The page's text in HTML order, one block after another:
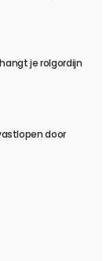
je rolgordijn
door